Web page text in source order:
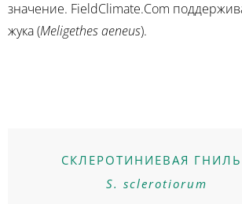
значение. FieldClimate.Com
жука (Meligethes aeneus).
СКЛЕРОТИНИЕВАЯ
S. sclerotiorum